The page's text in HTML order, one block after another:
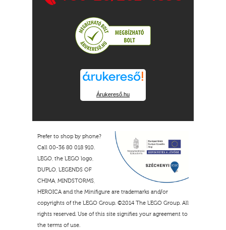
Árukereső.hu
Prefer to shop by phone?
Call 00-36 80 018 910.
LEGO, the LEGO logo,
DUPLO, LEGENDS OF
CHIMA, MINDSTORMS,
HEROICA and the Minifigure are trademarks and/or
copyrights of the LEGO Group. ©2014 The LEGO Group. All
rights reserved. Use of this site signifies your agreement to
the terms of use.